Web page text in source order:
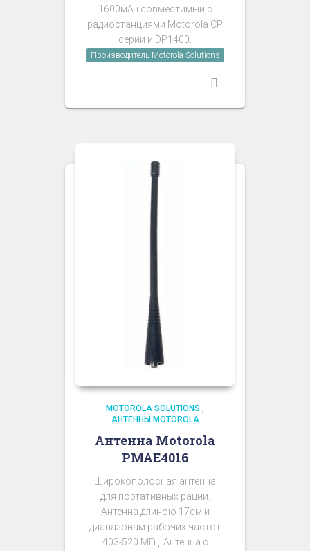
1600мАч совместимый с
радиостанциями Motorola CP
серии и DP1400.
Производитель Motorola Solutions
MOTOROLA SOLUTIONS ,
АНТЕННЫ MOTOROLA
Антенна Motorola
PMAE4016
Широкополосная антенна
для портативных рации.
Антенна длиною 17см и
диапазонам рабочих частот
403-520 МГц. Антенна с